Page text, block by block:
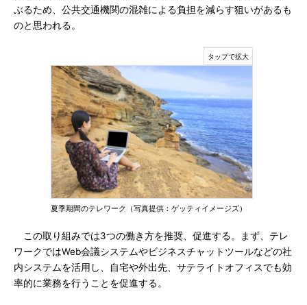
ぶるため、公共交通機関の混雑による負担を減らす狙いがあるも
のと思われる。
夏季期間のテレワーク（写真提供：ゲッティイメージズ）
この取り組みでは3つの働き方を推奨、促進する。まず、テレ
ワークではWeb会議システムやビジネスチャットツールなどの社
内システムを活用し、自宅や外出先、サテライトオフィスでも効
率的に業務を行うことを促進する。